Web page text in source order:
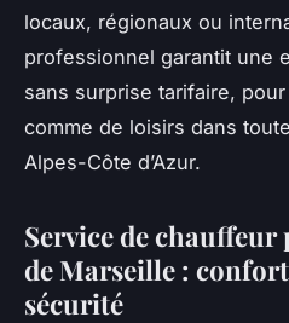
locaux, régionaux ou
professionnel garantit une
sans surprise tarifaire,
comme de loisirs dans
Alpes-Côte d’Azur.
Service de
de Marseille :
sécurité